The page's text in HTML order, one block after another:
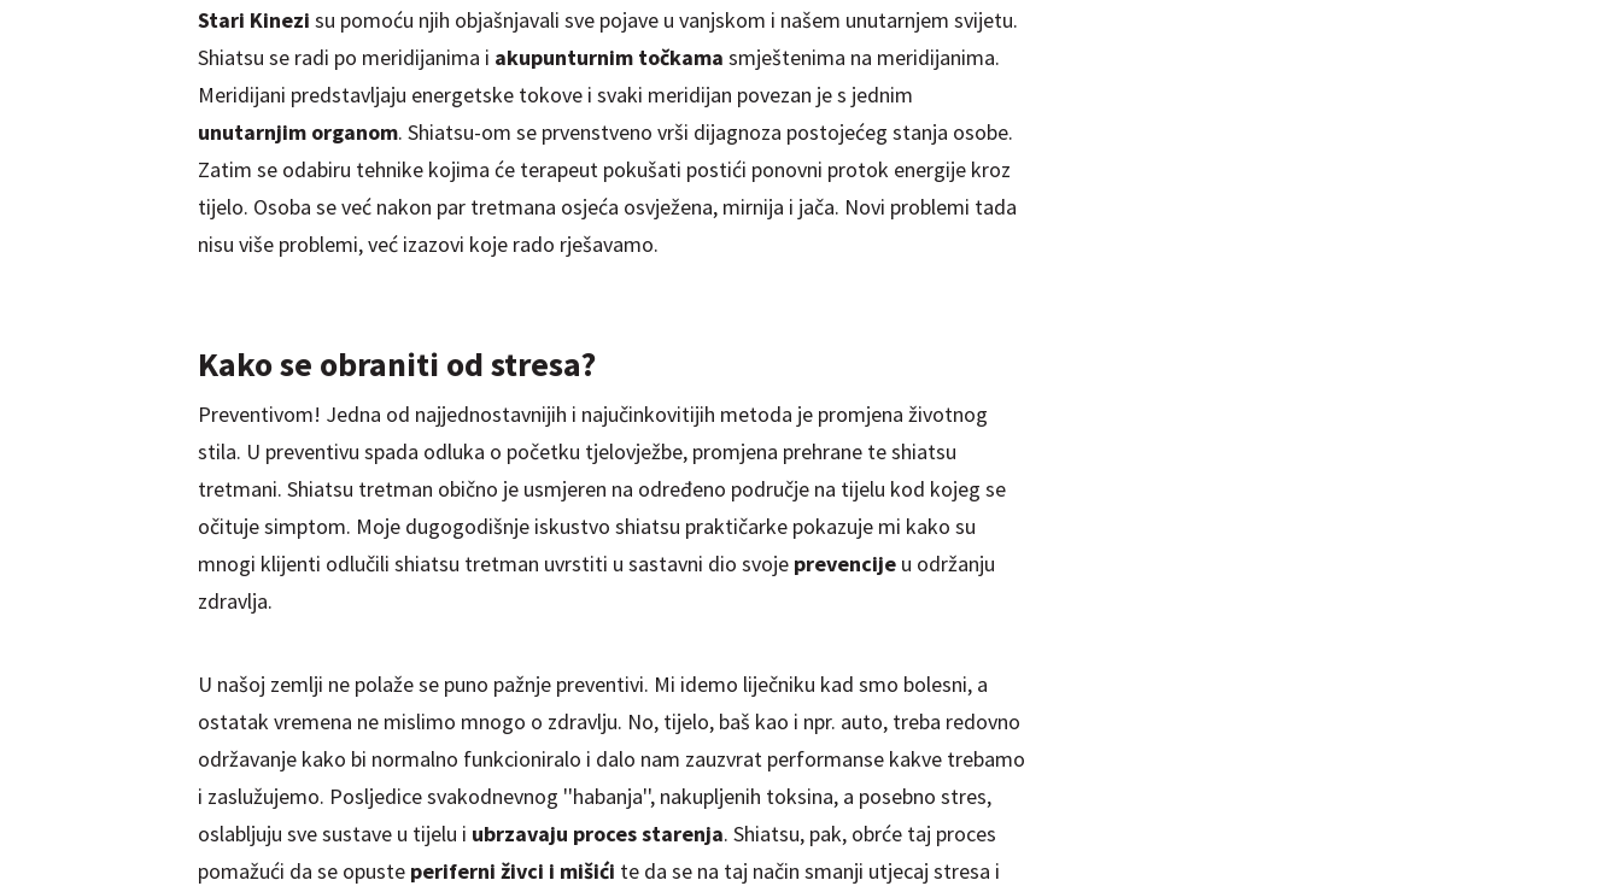
Stari Kinezi su pomoću njih objašnjavali sve pojave u vanjskom i našem unutarnjem svijetu.
Shiatsu se radi po meridijanima i akupunturnim točkama smještenima na meridijanima.
Meridijani predstavljaju energetske tokove i svaki meridijan povezan je s jednim
unutarnjim organom. Shiatsu-om se prvenstveno vrši dijagnoza postojećeg stanja osobe.
Zatim se odabiru tehnike kojima će terapeut pokušati postići ponovni protok energije kroz
tijelo. Osoba se već nakon par tretmana osjeća osvježena, mirnija i jača. Novi problemi tada
nisu više problemi, već izazovi koje rado rješavamo.
Kako se obraniti od stresa?
Preventivom! Jedna od najjednostavnijih i najučinkovitijih metoda je promjena životnog
stila. U preventivu spada odluka o početku tjelovježbe, promjena prehrane te shiatsu
tretmani. Shiatsu tretman obično je usmjeren na određeno područje na tijelu kod kojeg se
očituje simptom. Moje dugogodišnje iskustvo shiatsu praktičarke pokazuje mi kako su
mnogi klijenti odlučili shiatsu tretman uvrstiti u sastavni dio svoje prevencije u održanju
zdravlja.
U našoj zemlji ne polaže se puno pažnje preventivi. Mi idemo liječniku kad smo bolesni, a
ostatak vremena ne mislimo mnogo o zdravlju. No, tijelo, baš kao i npr. auto, treba redovno
održavanje kako bi normalno funkcioniralo i dalo nam zauzvrat performanse kakve trebamo
i zaslužujemo. Posljedice svakodnevnog ''habanja'', nakupljenih toksina, a posebno stres,
oslabljuju sve sustave u tijelu i ubrzavaju proces starenja. Shiatsu, pak, obrće taj proces
pomažući da se opusteperiferni živci i mišići te da se na taj način smanji utjecaj stresa i